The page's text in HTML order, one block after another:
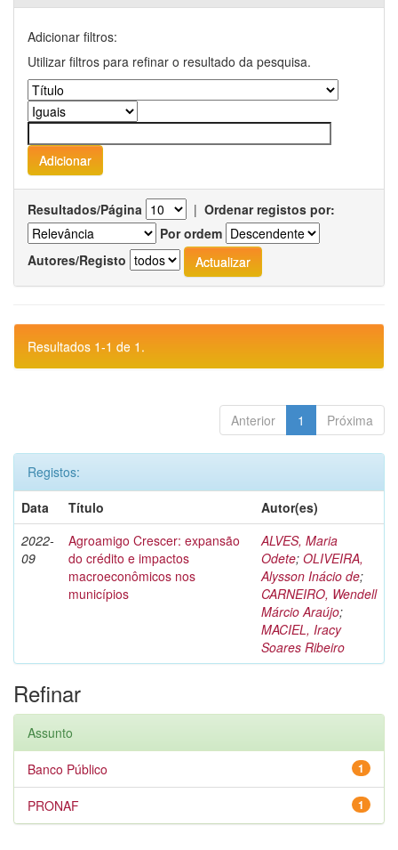
Adicionar filtros:
Utilizar filtros para refinar o resultado da pesquisa.
Resultados/Página | Ordenar registos por:
Por ordem
Autores/Registo
Resultados 1-1 de 1.
Anterior 1 Próxima
Registos:
Data
Título
Autor(es)
2022-
09
Agroamigo Crescer: expansão
do crédito e impactos
macroeconômicos nos
municípios
ALVES, Maria
Odete; OLIVEIRA,
Alysson Inácio de;
CARNEIRO, Wendell
Márcio Araújo;
MACIEL, Iracy
Soares Ribeiro
Refinar
Assunto
1
Banco Público
1
PRONAF